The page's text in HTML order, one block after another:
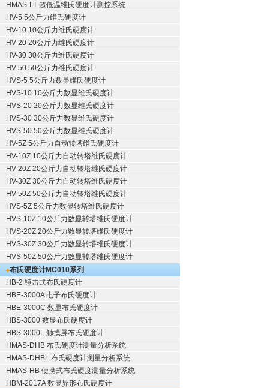
HMAS-LT 超低温维氏硬度计测控系统
HV-5 5公斤力维氏硬度计
HV-10 10公斤力维氏硬度计
HV-20 20公斤力维氏硬度计
HV-30 30公斤力维氏硬度计
HV-50 50公斤力维氏硬度计
HVS-5 5公斤力数显维氏硬度计
HVS-10 10公斤力数显维氏硬度计
HVS-20 20公斤力数显维氏硬度计
HVS-30 30公斤力数显维氏硬度计
HVS-50 50公斤力数显维氏硬度计
HV-5Z 5公斤力自动转塔维氏硬度计
HV-10Z 10公斤力自动转塔维氏硬度计
HV-20Z 20公斤力自动转塔维氏硬度计
HV-30Z 30公斤力自动转塔维氏硬度计
HV-50Z 50公斤力自动转塔维氏硬度计
HVS-5Z 5公斤力数显转塔维氏硬度计
HVS-10Z 10公斤力数显转塔维氏硬度计
HVS-20Z 20公斤力数显转塔维氏硬度计
HVS-30Z 30公斤力数显转塔维氏硬度计
HVS-50Z 50公斤力数显转塔维氏硬度计
布氏硬度计MC010系列
HB-2 锤击式布氏硬度计
HBE-3000A 电子布氏硬度计
HBE-3000C 数显布氏硬度计
HBS-3000 数显布氏硬度计
HBS-3000L 触摸屏布氏硬度计
HMAS-DHB 布氏硬度计测量分析系统
HMAS-DHBL 布氏硬度计测量分析系统
HMAS-HB 便携式布氏硬度测量分析系统
HBM-2017A 数显异形布氏硬度计